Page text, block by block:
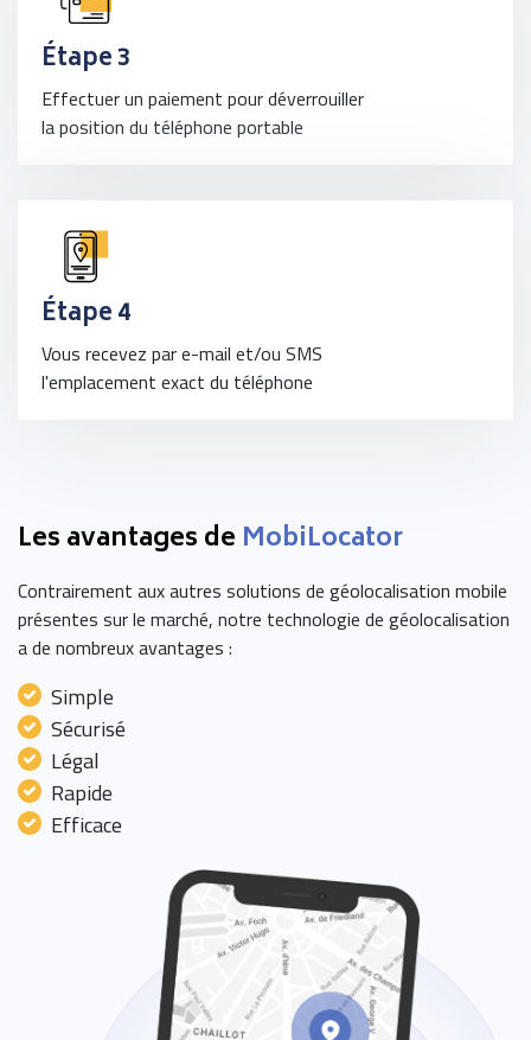
Étape 3
Effectuer un paiement pour déverrouiller
la position du téléphone portable
Étape 4
Vous recevez par e-mail et/ou SMS
l'emplacement exact du téléphone
Les avantages de MobiLocator
Contrairement aux autres solutions de géolocalisation mobile
présentes sur le marché, notre technologie de géolocalisation
a de nombreux avantages :
Simple
Sécurisé
Légal
Rapide
Efficace